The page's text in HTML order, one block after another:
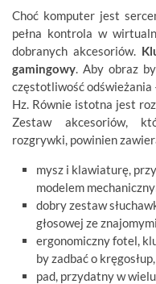
Choć komputer jest
pełna kontrola w
dobranych akcesoriów.
gamingowy. Aby obraz
częstotliwość
Hz. Równie istotna jest
Zestaw akcesoriów,
rozgrywki, powinien
mysz i klawiaturę,
modelem
dobry zestaw
głosowej ze
ergonomiczny fotel,
by zadbać o kręgosłup,
pad, przydatny w